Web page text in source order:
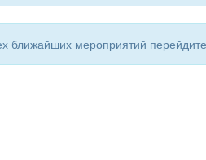
ближайших мероприятий